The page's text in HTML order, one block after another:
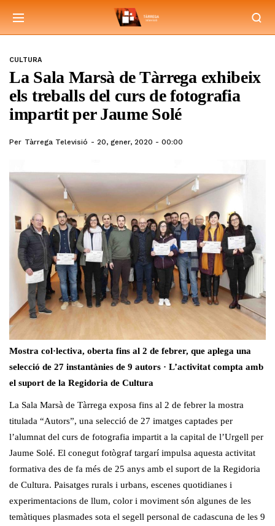
CULTURA
La Sala Marsà de Tàrrega exhibeix
els treballs del curs de fotografia
impartit per Jaume Solé
Per Tàrrega Televisió 20, gener, 2020 - 00:00
Mostra col·lectiva, oberta fins al 2 de febrer, que aplega una
selecció de 27 instantànies de 9 autors · L’activitat compta amb
el suport de la Regidoria de Cultura
La Sala Marsà de Tàrrega exposa fins al 2 de febrer la mostra
titulada “Autors”, una selecció de 27 imatges captades per
l’alumnat del curs de fotografia impartit a la capital de l’Urgell per
Jaume Solé. El conegut fotògraf targarí impulsa aquesta activitat
formativa des de fa més de 25 anys amb el suport de la Regidoria
de Cultura. Paisatges rurals i urbans, escenes quotidianes i
experimentacions de llum, color i moviment són algunes de les
temàtiques plasmades sota el segell personal de cadascuna de les 9